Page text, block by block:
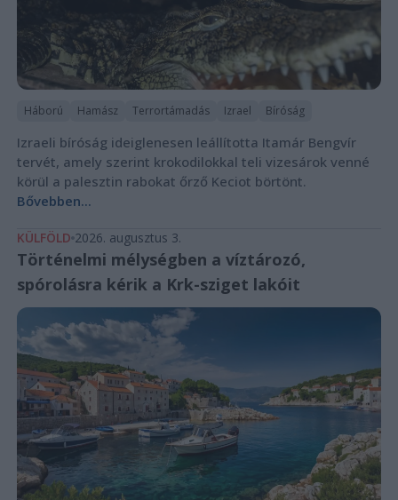
Háború Hamász Terrortámadás Izrael Bíróság
Izraeli bíróság ideiglenesen leállította Itamár Bengvír
tervét, amely szerint krokodilokkal teli vizesárok venné
körül a palesztin rabokat őrző Keciot börtönt.
Bővebben...
KÜLFÖLD 2026. augusztus 3.
Történelmi mélységben a víztározó,
spórolásra kérik a Krk-sziget lakóit